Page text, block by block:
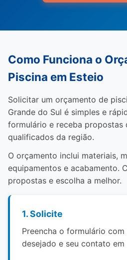
Como Funciona o
Piscina em Esteio
Solicitar um orçamento de
Grande do Sul é simples e
formulário e receba propostas
qualificados da região.
O orçamento inclui materiais,
equipamentos e acabamento.
propostas e escolha a melhor.
1. Solicite
Preencha o formulário
desejado e seu contato em